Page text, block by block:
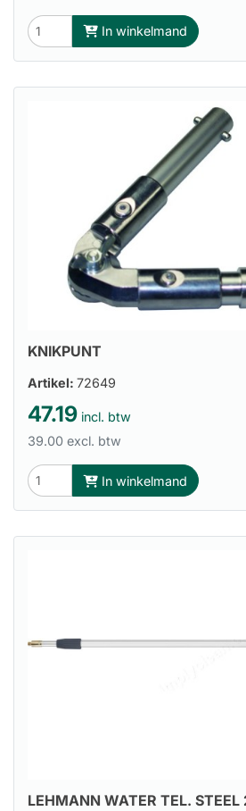
In winkelmand
KNIKPUNT
Artikel: 72649
47.19 incl. btw
39.00 excl. btw
In winkelmand
LEHMANN WATER TEL.